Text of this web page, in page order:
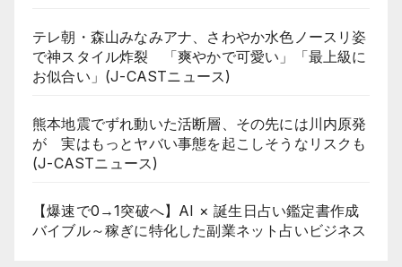
テレ朝・森山みなみアナ、さわやか水色ノースリ姿
で神スタイル炸裂 「爽やかで可愛い」「最上級に
お似合い」(J-CASTニュース)
熊本地震でずれ動いた活断層、その先には川内原発
が 実はもっとヤバい事態を起こしそうなリスクも
(J-CASTニュース)
【爆速で0→1突破へ】AI × 誕生日占い鑑定書作成
バイブル～稼ぎに特化した副業ネット占いビジネス